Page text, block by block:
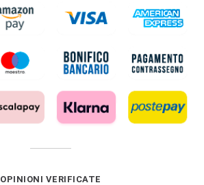
OPINIONI VERIFICATE